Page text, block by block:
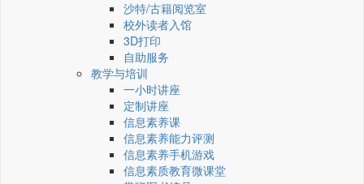
沙特/古籍阅览室
校外读者入馆
3D打印
自助服务
教学与培训
一小时讲座
定制讲座
信息素养课
信息素养能力评测
信息素养手机游戏
信息素质教育微课堂